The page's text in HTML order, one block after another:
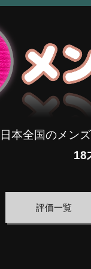
本全国のメン
18
評価一覧